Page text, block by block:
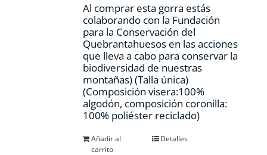
Al comprar esta gorra estás
colaborando con la Fundación
para la Conservación del
Quebrantahuesos en las acciones
que lleva a cabo para conservar la
biodiversidad de nuestras
montañas) (Talla única)
(Composición visera:100%
algodón, composición coronilla:
100% poliéster reciclado)
Añadir al
carrito
Detalles